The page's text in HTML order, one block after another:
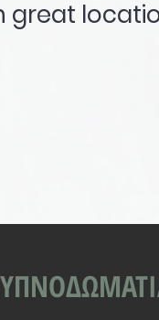
great